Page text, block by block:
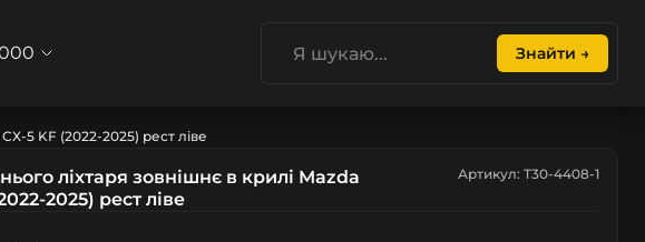
Знайти →
5 KF (2022-2025) рест ліве
ліхтаря зовнішнє в крилі Mazda
2025) рест ліве
Артикул: T30-4408-1